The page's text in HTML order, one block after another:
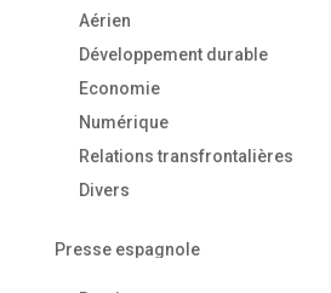
Aérien
Développement durable
Economie
Numérique
Relations transfrontalières
Divers
Presse espagnole